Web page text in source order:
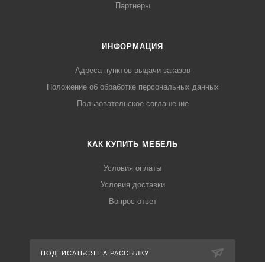
Партнеры
ИНФОРМАЦИЯ
Адреса пунктов выдачи заказов
Положение об обработке персональных данных
Пользовательское соглашение
КАК КУПИТЬ МЕБЕЛЬ
Условия оплаты
Условия доставки
Вопрос-ответ
ПОДПИСАТЬСЯ НА РАССЫЛКУ